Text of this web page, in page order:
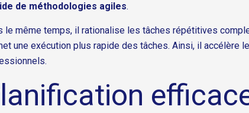
de méthodologies agiles.
le même temps, il rationalise les tâches répétitives
une exécution plus rapide des tâches. Ainsi, il accélère